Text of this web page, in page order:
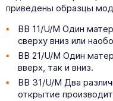
приведены образцы
BB 11/U/M Один
сверху вниз или
BB 21/U/M Один
вверх, так и вниз.
BB 31/U/M Два
открытие